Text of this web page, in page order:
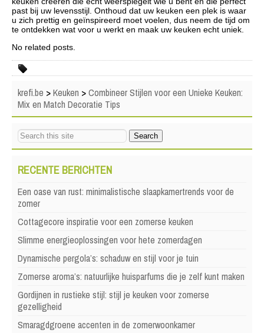
past bij uw levensstijl. Onthoud dat uw keuken een plek is waar
u zich prettig en geïnspireerd moet voelen, dus neem de tijd om
te ontdekken wat voor u werkt en maak uw keuken echt uniek.
No related posts.
krefi.be >Keuken >Combineer Stijlen voor een Unieke Keuken:
Mix en Match Decoratie Tips
RECENTE BERICHTEN
Een oase van rust: minimalistische slaapkamertrends voor de
zomer
Cottagecore inspiratie voor een zomerse keuken
Slimme energieoplossingen voor hete zomerdagen
Dynamische pergola’s: schaduw en stijl voor je tuin
Zomerse aroma’s: natuurlijke huisparfums die je zelf kunt maken
Gordijnen in rustieke stijl: stijl je keuken voor zomerse
gezelligheid
Smaragdgroene accenten in de zomerwoonkamer